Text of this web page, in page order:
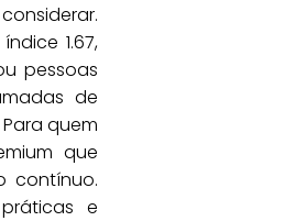
1.67,
pessoas
de
quem
que
contínuo.
e